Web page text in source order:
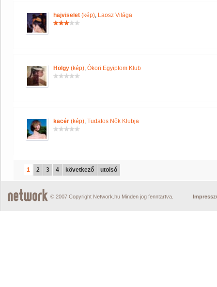
hajviselet (kép), Laosz Világa
Hölgy (kép), Ókori Egyiptom Klub
kacér (kép), Tudatos Nők Klubja
1 2 3 4 következő utolsó
© 2007 Copyright Network.hu Minden jog fenntartva.